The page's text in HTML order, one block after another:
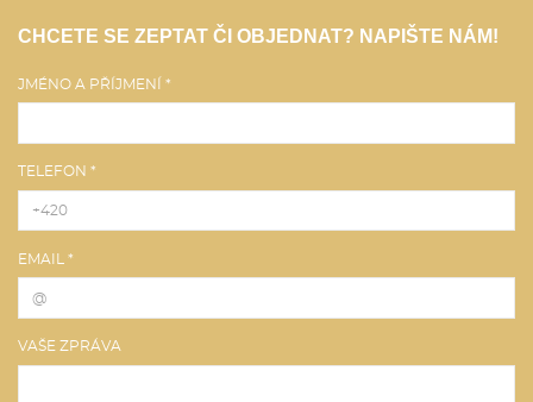
CHCETE SE ZEPTAT ČI OBJEDNAT? NAPIŠTE NÁM!
JMÉNO A PŘÍJMENÍ *
TELEFON *
EMAIL *
VAŠE ZPRÁVA